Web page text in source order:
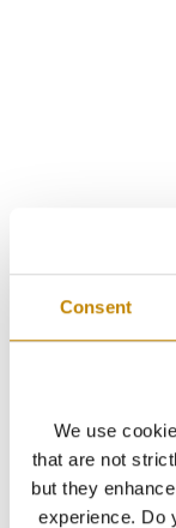
Consent
We use
that are not
but they
experience. Do